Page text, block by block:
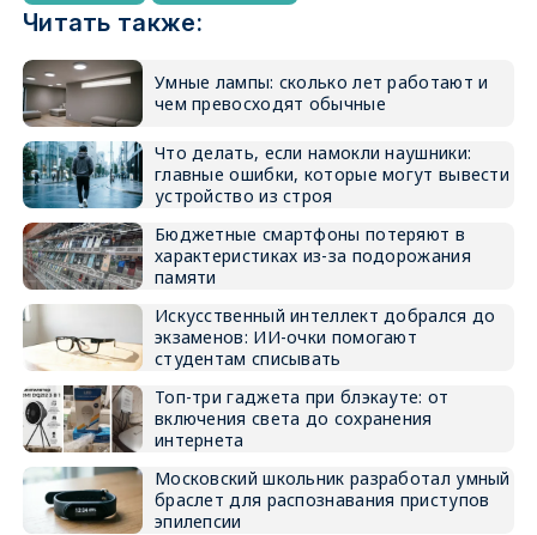
Читать также:
Умные лампы: сколько лет работают и
чем превосходят обычные
Что делать, если намокли наушники:
главные ошибки, которые могут вывести
устройство из строя
Бюджетные смартфоны потеряют в
характеристиках из-за подорожания
памяти
Искусственный интеллект добрался до
экзаменов: ИИ-очки помогают
студентам списывать
Топ-три гаджета при блэкауте: от
включения света до сохранения
интернета
Московский школьник разработал умный
браслет для распознавания приступов
эпилепсии